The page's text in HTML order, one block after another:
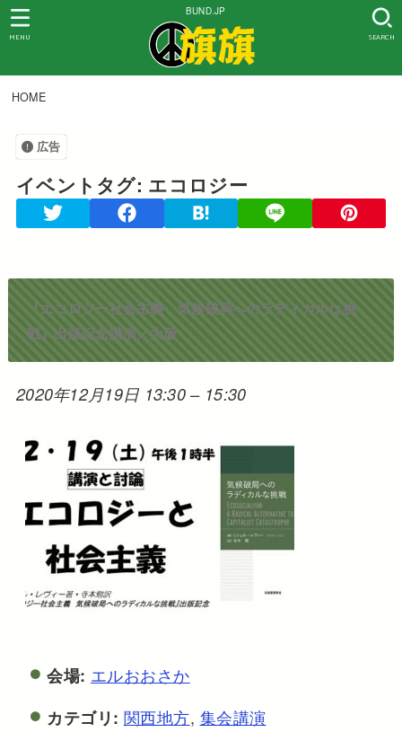
BUND.JP
SEARCH
MENU
HOME
広告
イベントタグ: エコロジー
『エコロジー社会主義 気候破局へのラディカルな挑
戦』出版記念講演／大阪
2020年12月19日 13:30 – 15:30
会場: エルおおさか
カテゴリ: 関西地方, 集会講演